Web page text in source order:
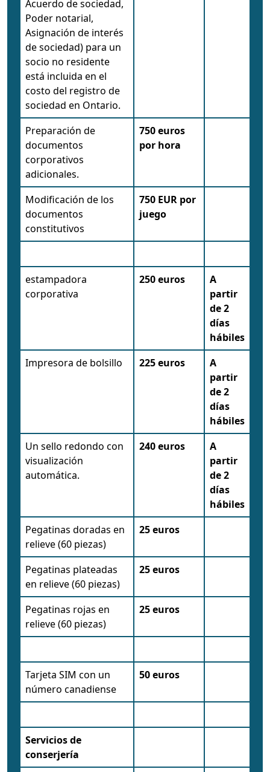
Acuerdo de sociedad,
Poder notarial,
Asignación de interés
de sociedad) para un
socio no residente
está incluida en el
costo del registro de
sociedad en Ontario.
Preparación de
documentos
corporativos
adicionales.
750 euros
por hora
Modificación de los
documentos
constitutivos
750 EUR por
juego
estampadora
corporativa
250 euros
A
partir
de 2
días
hábiles
Impresora de bolsillo
225 euros
A
partir
de 2
días
hábiles
Un sello redondo con
visualización
automática.
240 euros
A
partir
de 2
días
hábiles
Pegatinas doradas en
relieve (60 piezas)
25 euros
Pegatinas plateadas
en relieve (60 piezas)
25 euros
Pegatinas rojas en
relieve (60 piezas)
25 euros
Tarjeta SIM con un
número canadiense
50 euros
Servicios de
conserjería